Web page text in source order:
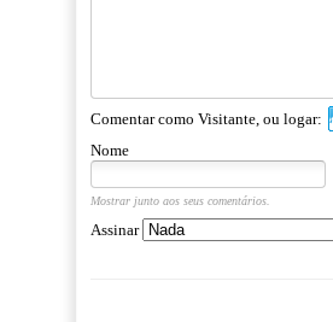
Comentar como Visitante, ou logar:
Nome
Mostrar junto aos seus comentários.
Assinar